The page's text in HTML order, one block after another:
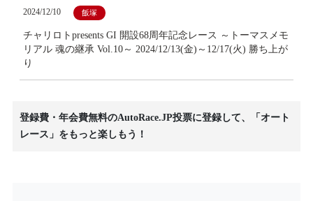
2024/12/10 飯塚
チャリロトpresents GI 開設68周年記念レース ～トーマスメモ
リアル 魂の継承 Vol.10～ 2024/12/13(金)～12/17(火) 勝ち上が
り
登録費・年会費無料のAutoRace.JP投票に登録して、「オート
レース」をもっと楽しもう！